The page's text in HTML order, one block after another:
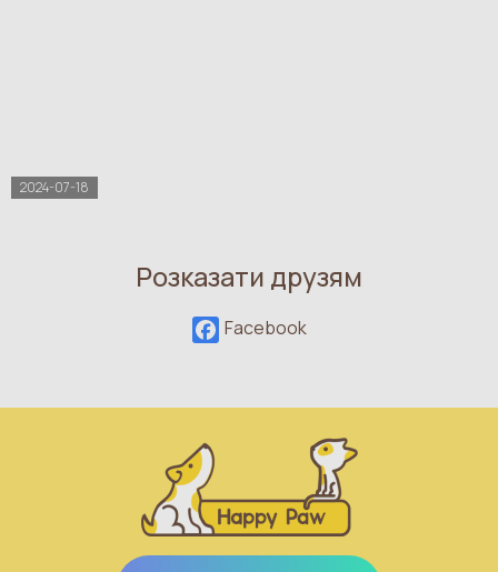
2024-07-18
Розказати друзям
Facebook